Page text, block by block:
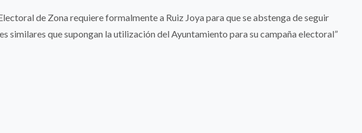
de Zona requiere formalmente a Ruiz Joya para que se abstenga de seguir
similares que supongan la utilización del Ayuntamiento para su campaña electoral”